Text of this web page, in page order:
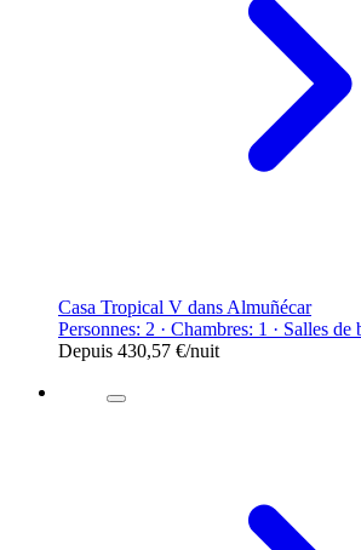
Casa Tropical V dans Almuñécar
Personnes: 2 · Chambres: 1 · Salles de
Depuis 430,57 €/nuit